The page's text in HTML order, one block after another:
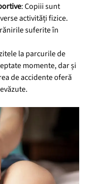
: Copiii sunt
activități fizice.
suferite în
la parcurile de
momente, dar și
de accidente oferă